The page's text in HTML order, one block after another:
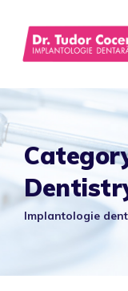
content
Implantologie